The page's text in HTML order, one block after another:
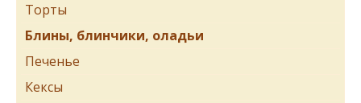
Торты
Блины, блинчики, оладьи
Печенье
Кексы